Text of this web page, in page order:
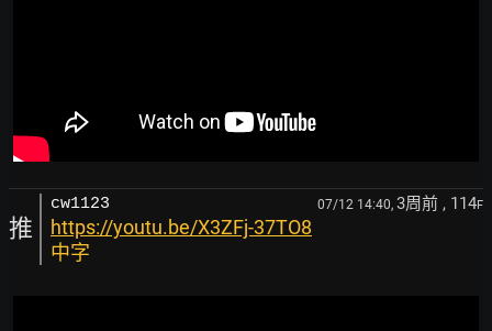
推
cw1123 07/12 14:40, 3周前 , 114F
https://youtu.be/X3ZFj-37TO8
中字